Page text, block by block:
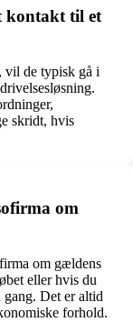
kontakt til et
vil de typisk gå i
skridt, hvis
om
om gældens
eller hvis du
Det er altid
forhold.